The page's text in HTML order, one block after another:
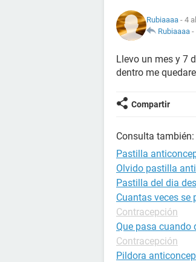
Rubiaaaa - 4
Rubiaaaa -
Llevo un mes y 7
dentro me
Compartir
Consulta también:
Pastilla
Olvido pastilla
Pastilla del dia
Cuantas veces se
Contracepción
Que pasa cuando
Contracepción
Pildora